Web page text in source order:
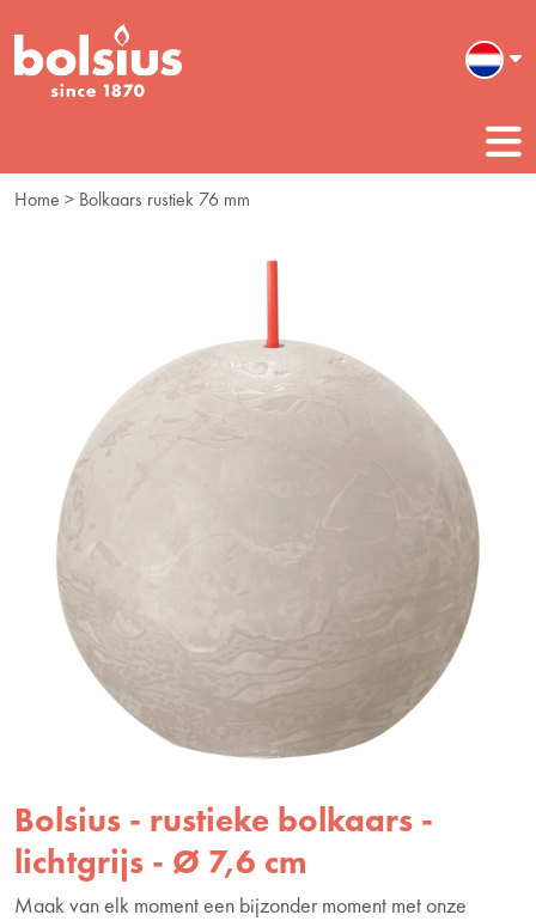
Home > Bolkaars rustiek 76 mm
Bolsius - rustieke bolkaars -
lichtgrijs - Ø 7,6 cm
Maak van elk moment een bijzonder moment met onze